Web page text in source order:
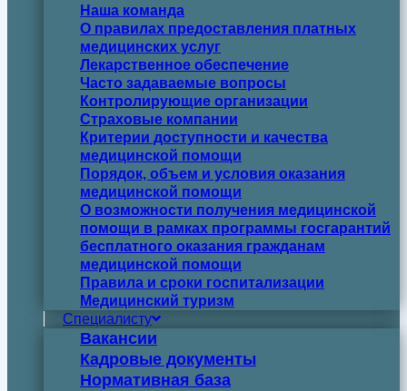
Наша команда
О правилах предоставления платных
медицинских услуг
Лекарственное обеспечение
Часто задаваемые вопросы
Контролирующие организации
Страховые компании
Критерии доступности и качества
медицинской помощи
Порядок, объем и условия оказания
медицинской помощи
О возможности получения медицинской
помощи в рамках программы госгарантий
бесплатного оказания гражданам
медицинской помощи
Правила и сроки госпитализации
Медицинский туризм
Специалисту
Вакансии
Кадровые документы
Нормативная база